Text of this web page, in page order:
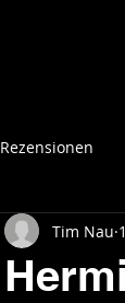
Rezensionen
Tim Nau